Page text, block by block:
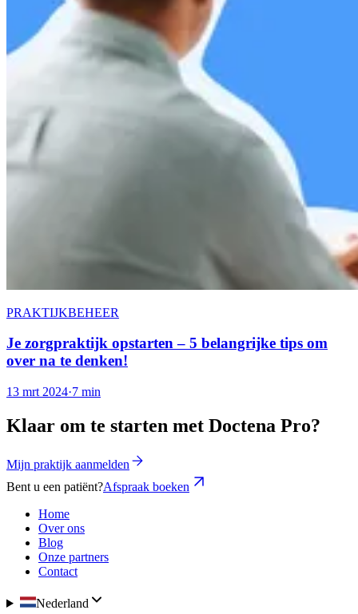
PRAKTIJKBEHEER
Je zorgpraktijk opstarten – 5 belangrijke tips om
over na te denken!
13 mrt 2024·7 min
Klaar om te starten met Doctena Pro?
Mijn praktijk aanmelden
Bent u een patiënt?Afspraak boeken
Home
Over ons
Blog
Onze partners
Contact
Nederland